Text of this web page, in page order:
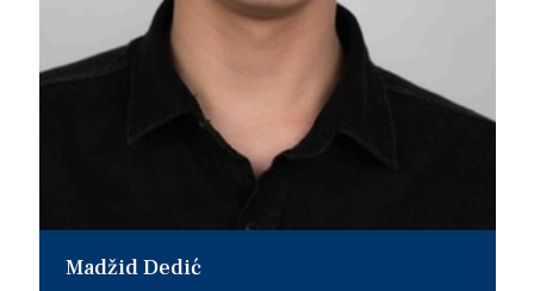
Madžid Dedić